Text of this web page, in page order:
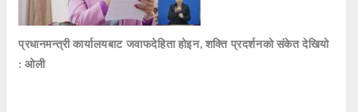
प्रधानमन्त्री कार्यालयबाट जवाफदेहिता होइन, शक्ति प्रदर्शनको संकेत देखियो
: ओली